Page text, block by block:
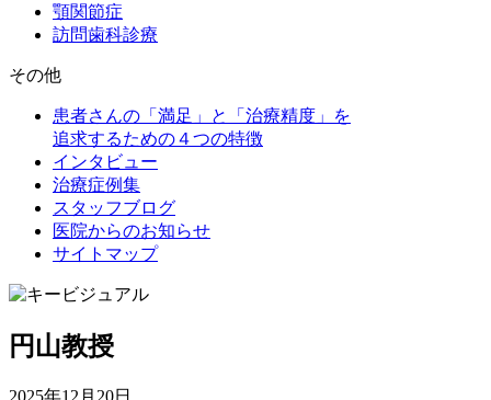
顎関節症
訪問歯科診療
その他
患者さんの「満足」と「治療精度」を
追求するための４つの特徴
インタビュー
治療症例集
スタッフブログ
医院からのお知らせ
サイトマップ
円山教授
2025年12月20日